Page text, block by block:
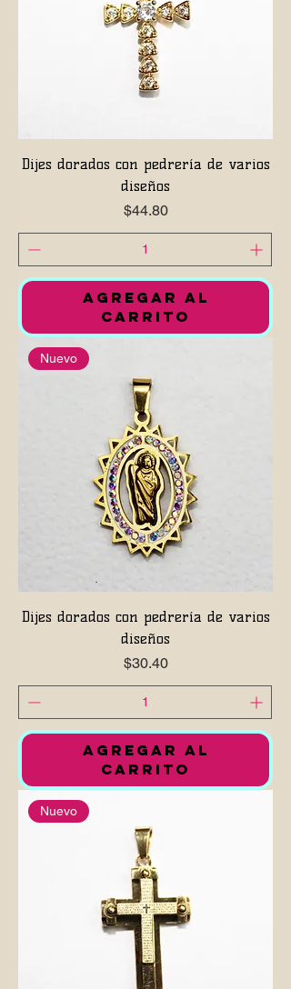
Dijes dorados con pedrería de varios
diseños
Precio
$44.80
AGREGAR AL
CARRITO
Nuevo
Dijes dorados con pedrería de varios
diseños
Precio
$30.40
AGREGAR AL
CARRITO
Nuevo